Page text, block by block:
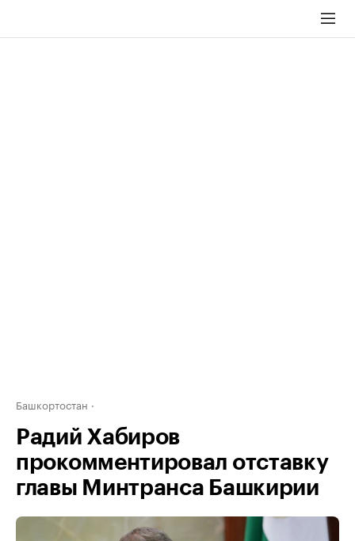
Башкортостан
Радий Хабиров
прокомментировал отставку
главы Минтранса Башкирии